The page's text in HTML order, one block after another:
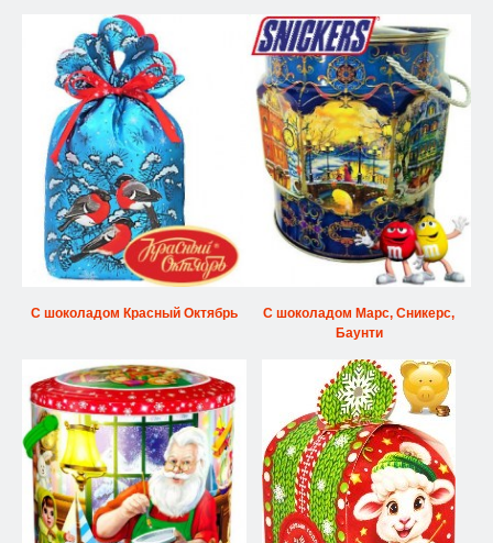
С шоколадом Красный Октябрь
С шоколадом Марс, Сникерс,
Баунти